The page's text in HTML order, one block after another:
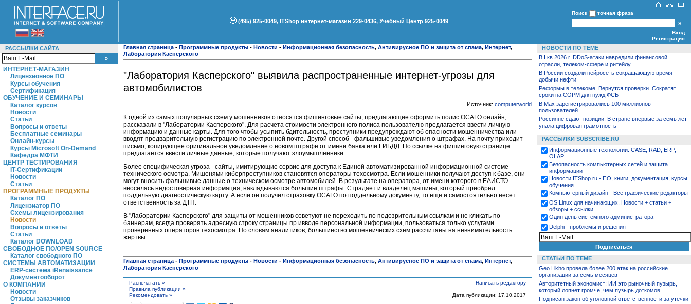
(495) 925-0049, ITShop интернет-магазин 229-0436, Учебный Центр 925-0049
Поиск точная фраза
Вход
Регистрация
РАССЫЛКИ САЙТА
ИНТЕРНЕТ-МАГАЗИН
Лицензионное ПО
Курсы обучения
Сертификация
ОБУЧЕНИЕ И СЕМИНАРЫ
Каталог курсов
Новости
Статьи
Вопросы и ответы
Бесплатные семинары
Онлайн-курсы
Курсы Microsoft On-Demand
Кафедра МФТИ
ЦЕНТР ТЕСТИРОВАНИЯ
IT-Сертификации
Новости
Статьи
ПРОГРАММНЫЕ ПРОДУКТЫ
Каталог ПО
Лицензиатор ПО
Схемы лицензирования
Новости
Вопросы и ответы
Статьи
Каталог DOWNLOAD
СВОБОДНОЕ ПО/OPEN SOURCE
Каталог свободного ПО
СИСТЕМЫ АВТОМАТИЗАЦИИ
ERP-система iRenaissance
Документооборот
О КОМПАНИИ
Новости
Отзывы заказчиков
Главная страница - Программные продукты - Новости - Информационная безопасность, Антивирусное ПО и защита от спама, Интернет,
Лаборатория Касперского
"Лаборатория Касперского" выявила распространенные интернет-угрозы для
автомобилистов
Источник: computerworld
К одной из самых популярных схем у мошенников относятся фишинговые сайты, предлагающие оформить полис ОСАГО онлайн,
рассказали в "Лаборатории Касперского". Для расчета стоимости электронного полиса пользователю предлагается ввести личную
информацию и данные карты. Для того чтобы усыпить бдительность, преступники предупреждают об опасности мошенничества или
вводят предварительную регистрацию по электронной почте. Другой способ - фальшивые уведомления о штрафах. На почту приходит
письмо, копирующее оригинальное уведомление о новом штрафе от имени банка или ГИБДД. По ссылке на фишинговую странице
предлагается ввести личные данные, которые получают злоумышленники.
Более специфическая угроза - сайты, имитирующие сервис для доступа к Единой автоматизированной информационной системе
технического осмотра. Мишенями киберпреступников становятся операторы техосмотра. Если мошенники получают доступ к базе, они
могут вносить фальшивые данные о техническом осмотре автомобилей. В результате на оператора, от имени которого в ЕАИСТО
вносилась недостоверная информация, накладываются большие штрафы. Страдает и владелец машины, который приобрел
поддельную диагностическую карту. А если он получил страховку ОСАГО по поддельному документу, то еще и самостоятельно несет
ответственность за ДТП.
В "Лаборатории Касперского" для защиты от мошенников советуют не переходить по подозрительным ссылкам и не кликать по
баннерам, всегда проверять адресную строку страницы пр ивводе персональной информации, пользоваться только услугами
проверенных операторов техосмотра. По словам аналитиков, большинство мошеннических схем рассчитаны на невнимательность
жертвы.
Главная страница - Программные продукты - Новости - Информационная безопасность, Антивирусное ПО и защита от спама, Интернет,
Лаборатория Касперского
Распечатать »
Правила публикации »
Написать редактору
Рекомендовать »
Дата публикации: 17.10.2017
НОВОСТИ ПО ТЕМЕ
В I кв 2026 г. DDoS-атаки навредили финансовой
отрасли, телеком-сфере и ритейлу
В России создали нейросеть сокращающую время
добычи нефти
Реформы в телекоме. Вернутся проверки. Сократят
сроки на СОРМ для нужд ФСБ
В Max зарегистрировались 100 миллионов
пользователей
Россияне сдают позиции. В стране впервые за семь лет
упала цифровая грамотность
РАССЫЛКИ SUBSCRIBE.RU
Информационные технологии: CASE, RAD, ERP,
OLAP
Безопасность компьютерных сетей и защита
информации
Новости ITShop.ru - ПО, книги, документация, курсы
обучения
Компьютерный дизайн - Все графические редакторы
OS Linux для начинающих. Новости + статьи +
обзоры + ссылки
Один день системного администратора
Delphi - проблемы и решения
СТАТЬИ ПО ТЕМЕ
Geo Likho провела более 200 атак на российские
организации за семь месяцев
Авторитетный экономист: ИИ это рыночный пузырь,
который лопнет громче, чем пузырь доткомов
Подписан закон об уголовной ответственности за утечки